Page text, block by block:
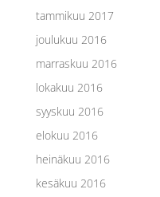
tammikuu 2017
joulukuu 2016
marraskuu 2016
lokakuu 2016
syyskuu 2016
elokuu 2016
heinäkuu 2016
kesäkuu 2016